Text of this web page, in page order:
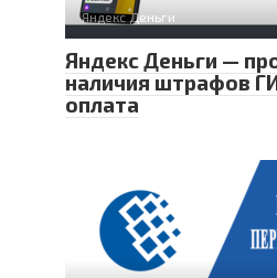
Яндекс Деньги
Яндекс Деньги —
наличия штрафов
оплата